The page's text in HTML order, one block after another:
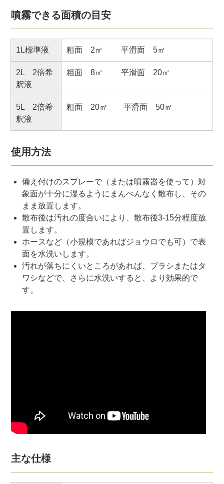
噴霧できる面積の目安
1L標準液 粗面 2㎡ 平滑面 5㎡
2L 2倍希
釈液
粗面 8㎡ 平滑面 20㎡
5L 2倍希
釈液
粗面 20㎡ 平滑面 50㎡
使用方法
備え付けのスプレーで（または噴霧器を使って）対
象面が十分に湿るようにまんべんなく散布し、その
まま放置します。
散布後は汚れの度合いにより、散布後3-15分程度放
置します。
ホースなど（小規模であればジョウロでも可）で表
面を水洗いします。
汚れが落ちにくいところがあれば、ブラシまたはタ
ワシなどで、さらに水洗いすると、より効果的で
す。
主な仕様